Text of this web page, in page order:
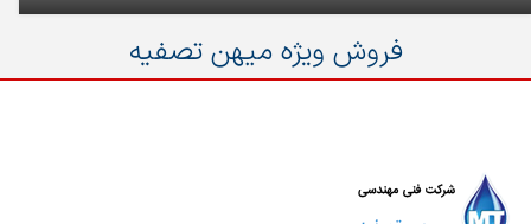
فروش ویژه میهن تصفیه